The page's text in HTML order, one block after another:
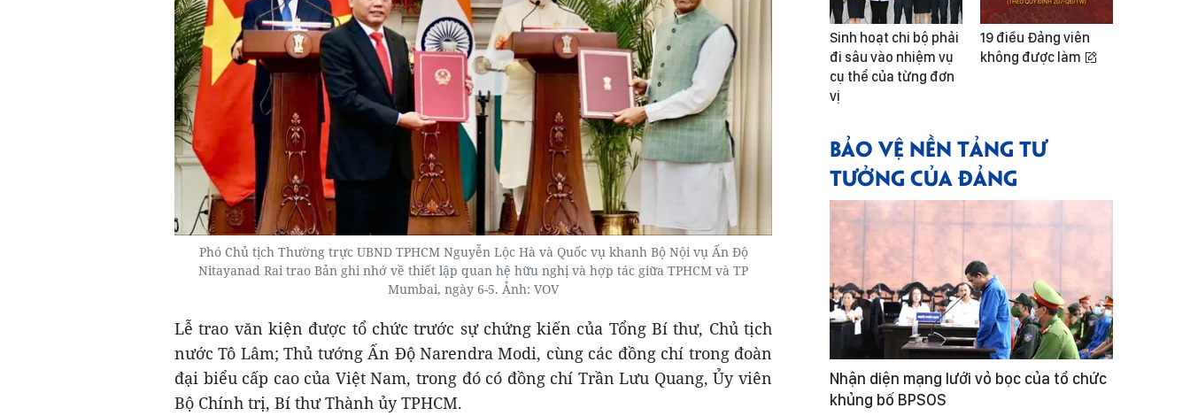
Phó Chủ tịch Thường trực UBND TPHCM Nguyễn Lộc Hà và Quốc vụ khanh Bộ Nội vụ Ấn Độ
Nitayanad Rai trao Bản ghi nhớ về thiết lập quan hệ hữu nghị và hợp tác giữa TPHCM và TP
Mumbai, ngày 6-5. Ảnh: VOV
Lễ trao văn kiện được tổ chức trước sự chứng kiến của Tổng Bí thư, Chủ tịch
nước Tô Lâm; Thủ tướng Ấn Độ Narendra Modi, cùng các đồng chí trong đoàn
đại biểu cấp cao của Việt Nam, trong đó có đồng chí Trần Lưu Quang, Ủy viên
Bộ Chính trị, Bí thư Thành ủy TPHCM.
Sinh hoạt chi bộ phải
đi sâu vào nhiệm vụ
cụ thể của từng đơn
vị
19 điều Đảng viên
không được làm
BẢO VỆ NỀN TẢNG TƯ
TƯỞNG CỦA ĐẢNG
Nhận diện mạng lưới vỏ bọc của tổ chức
khủng bố BPSOS